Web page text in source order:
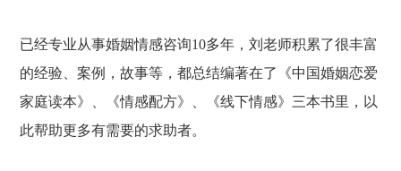
已经专业从事婚姻情感咨询10多年，刘老师积累了很丰富
的经验、案例，故事等，都总结编著在了《中国婚姻恋爱
家庭读本》、《情感配方》、《线下情感》三本书里，以
此帮助更多有需要的求助者。